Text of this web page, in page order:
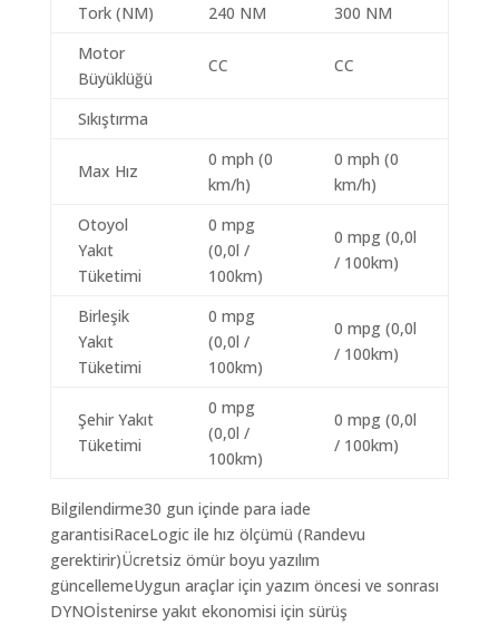
Tork (NM) 240 NM
300 NM
Motor
Büyüklüğü
CC CC
Sıkıştırma
Max Hız
0 mph (0
km/h)
0 mph (0
km/h)
Otoyol
Yakıt
Tüketimi
0 mpg
(0,0l /
100km)
0 mpg (0,0l
/ 100km)
Birleşik
Yakıt
Tüketimi
0 mpg
(0,0l /
100km)
0 mpg (0,0l
/ 100km)
Şehir Yakıt
Tüketimi
0 mpg
(0,0l /
100km)
0 mpg (0,0l
/ 100km)
Bilgilendirme30 gun içinde para iade
garantisiRaceLogic ile hız ölçümü (Randevu
gerektirir)Ücretsiz ömür boyu yazılım
güncellemeUygun araçlar için yazım öncesi ve sonrası
DYNOİstenirse yakıt ekonomisi için sürüş